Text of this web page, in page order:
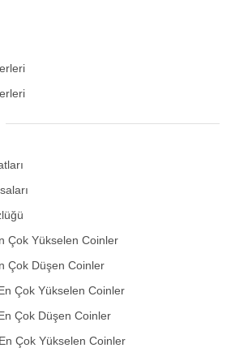
Çok Yükselen Coinler
Çok Düşen Coinler
Çok Yükselen Coinler
Çok Düşen Coinler
Çok Yükselen Coinler